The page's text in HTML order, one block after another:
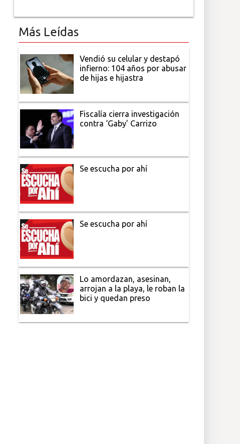
Más Leídas
Vendió su celular y destapó
infierno: 104 años por abusar
de hijas e hijastra
Fiscalía cierra investigación
contra ‘Gaby’ Carrizo
Se escucha por ahí
Se escucha por ahí
Lo amordazan, asesinan,
arrojan a la playa, le roban la
bici y quedan preso